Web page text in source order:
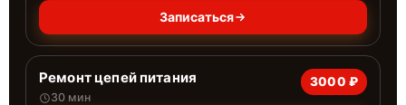
Записаться
Ремонт цепей питания
30 мин
3000 ₽